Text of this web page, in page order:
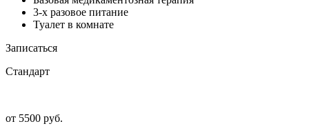
3-х разовое питание
Туалет в комнате
Записаться
Стандарт
от 5500 руб.